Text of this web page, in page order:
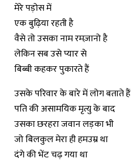
मेरे पड़ोस में
एक बुढ़िया रहती है
वैसे तो उसका नाम रमज़ानो है
लेकिन सब उसे प्यार से
बिब्बी कहकर पुकारते हैं
उसके परिवार के बारे में लोग बताते हैं
पति की असामयिक मृत्यु के बाद
उसका छरहरा जवान लड़का भी
जो बिलकुल मेरा ही हमउम्र था
दंगे की भेंट चढ़ गया था